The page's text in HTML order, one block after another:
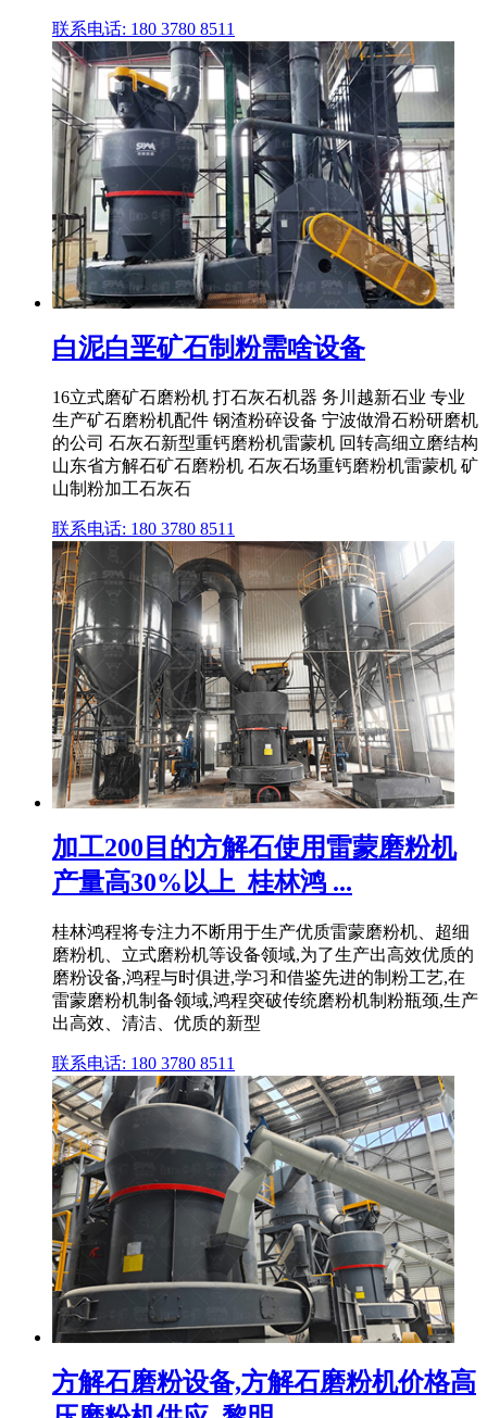
联系电话: 180 3780 8511
白泥白垩矿石制粉需啥设备
16立式磨矿石磨粉机 打石灰石机器 务川越新石业 专业
生产矿石磨粉机配件 钢渣粉碎设备 宁波做滑石粉研磨机
的公司 石灰石新型重钙磨粉机雷蒙机 回转高细立磨结构
山东省方解石矿石磨粉机 石灰石场重钙磨粉机雷蒙机 矿
山制粉加工石灰石
联系电话: 180 3780 8511
加工200目的方解石使用雷蒙磨粉机
产量高30%以上_桂林鸿 ...
桂林鸿程将专注力不断用于生产优质雷蒙磨粉机、超细
磨粉机、立式磨粉机等设备领域,为了生产出高效优质的
磨粉设备,鸿程与时俱进,学习和借鉴先进的制粉工艺,在
雷蒙磨粉机制备领域,鸿程突破传统磨粉机制粉瓶颈,生产
出高效、清洁、优质的新型
联系电话: 180 3780 8511
方解石磨粉设备,方解石磨粉机价格高